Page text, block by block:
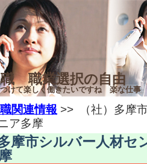
職業選択の自由
けて楽しく働きたいですね 楽な仕事
関連情報 >>
（社）多摩
ア多摩
多摩市シルバー人材